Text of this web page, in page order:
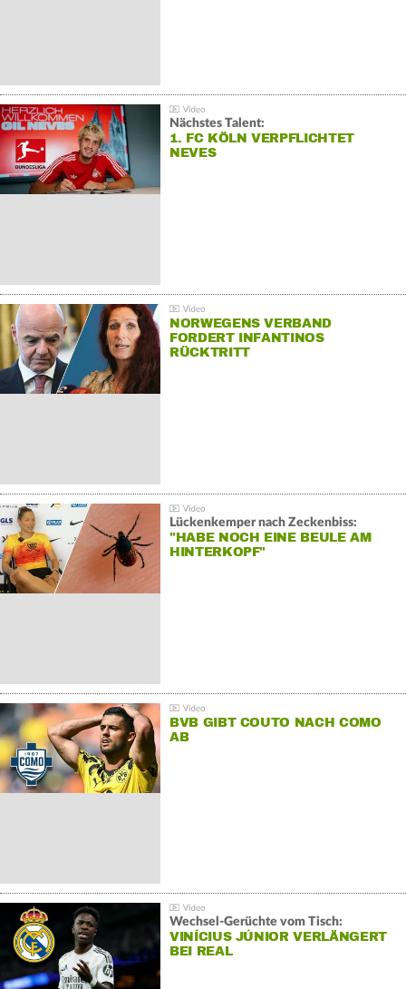
Nächstes Talent:
1. FC KÖLN VERPFLICHTET
NEVES
NORWEGENS VERBAND
FORDERT INFANTINOS
RÜCKTRITT
Lückenkemper nach Zeckenbiss:
"HABE NOCH EINE BEULE AM
HINTERKOPF"
BVB GIBT COUTO NACH COMO
AB
Wechsel-Gerüchte vom Tisch:
VINÍCIUS JÚNIOR VERLÄNGERT
BEI REAL